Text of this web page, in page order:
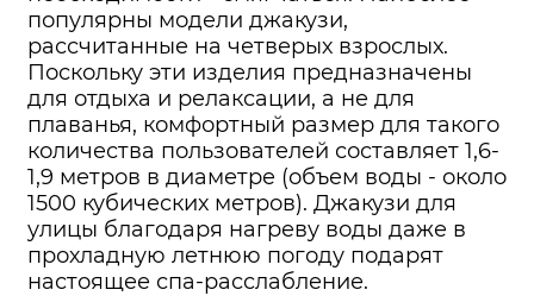
популярны модели джакузи,
рассчитанные на четверых взрослых.
Поскольку эти изделия предназначены
для отдыха и релаксации, а не для
плаванья, комфортный размер для такого
количества пользователей составляет 1,6-
1,9 метров в диаметре (объем воды - около
1500 кубических метров). Джакузи для
улицы благодаря нагреву воды даже в
прохладную летнюю погоду подарят
настоящее спа-расслабление.